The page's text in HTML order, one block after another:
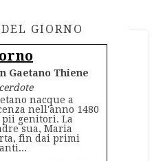
GIORNO
Gaetano Thiene
nacque a
nell'anno 1480
pii genitori. La
sua, Maria
fin dai primi